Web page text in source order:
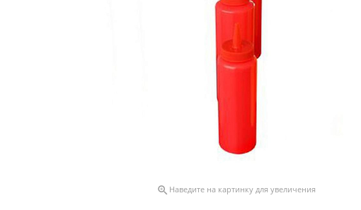
 Наведите на картинку для увеличения